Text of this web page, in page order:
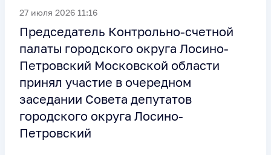
27 июля 2026 11:16
Председатель Контрольно-счетной
палаты городского округа Лосино-
Петровский Московской области
принял участие в очередном
заседании Совета депутатов
городского округа Лосино-
Петровский